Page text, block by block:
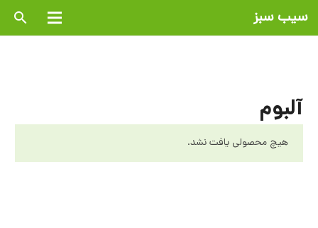
سیب سبز search
آلبوم
هیچ محصولی یافت نشد.